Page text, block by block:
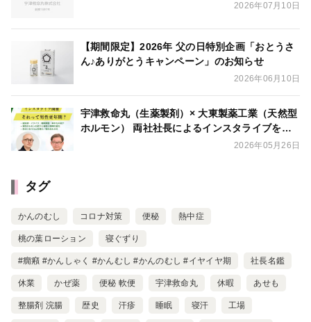
2026年07月10日
【期間限定】2026年 父の日特別企画「おとうさ
ん♪ありがとうキャンペーン」のお知らせ
2026年06月10日
宇津救命丸（生薬製剤）× 大東製薬工業（天然型
ホルモン） 両社社長によるインスタライブを開
2026年05月26日
タグ
かんのむし コロナ対策 便秘 熱中症
桃の葉ローション 寝ぐずり
#癇癪 #かんしゃく #かんむし #かんのむし #イヤイヤ期 社長名鑑
休業 かぜ薬 便秘 軟便 宇津救命丸 休暇 あせも
整腸剤 浣腸 歴史 汗疹 睡眠 寝汗 工場